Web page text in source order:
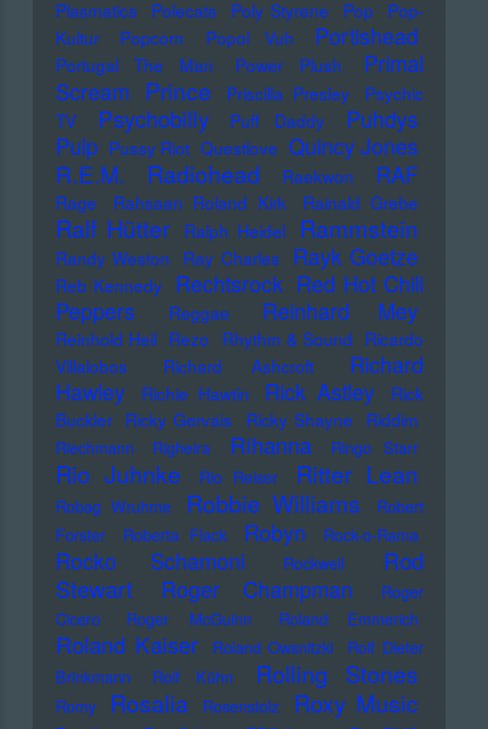
Plasmatics
Polecats Poly Styrene Pop
Pop-
Kultur
Popcorn Popol Vuh Portishead
Portugal The Man Power Plush
Primal
Scream
Prince Priscilla Presley
Psychic
TV
Psychobilly Puff Daddy
Puhdys
Pulp Pussy Riot Questlove Quincy Jones
R.E.M. Radiohead Raekwon RAF
Rage Rahsaan Roland Kirk Rainald Grebe
Ralf Hütter Ralph Heidel Rammstein
Randy Weston Ray Charles Rayk Goetze
Reb Kennedy Rechtsrock Red Hot Chili
Peppers
Reggae Reinhard Mey
Reinhold Heil Rezo Rhythm & Sound Ricardo
Villalobos
Richard Ashcroft
Richard
Hawley
Richie Hawtin Rick Astley
Rick
Buckler
Ricky Gervais Ricky Shayne Riddim
Riechmann Righeira Rihanna Ringo Starr
Rio Juhnke Rio Reiser Ritter Lean
Robag Wruhme Robbie Williams
Robert
Forster
Roberta Flack Robyn Rock-o-Rama
Rocko Schamoni Rockwell
Rod
Stewart
Roger Champman
Roger
Cicero
Roger McGuinn Roland Emmerich
Roland Kaiser Roland Owsnitzki
Rolf Dieter
Brinkmann
Rolf Kühn Rolling Stones
Romy Rosalia Rosenstolz Roxy Music